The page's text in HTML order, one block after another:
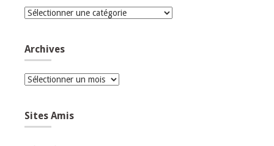
Catégories
Archives
Archives
Sites Amis